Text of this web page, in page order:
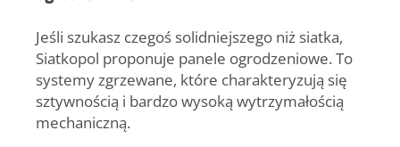
Jeśli szukasz czegoś solidniejszego niż siatka,
Siatkopol proponuje panele ogrodzeniowe. To
systemy zgrzewane, które charakteryzują się
sztywnością i bardzo wysoką wytrzymałością
mechaniczną.